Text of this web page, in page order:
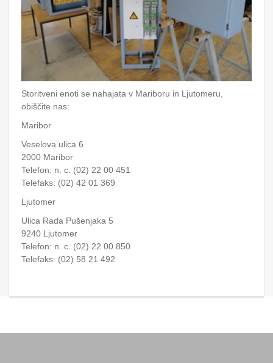
Storitveni enoti se nahajata v Mariboru in Ljutomeru,
obiščite nas:
Maribor
Veselova ulica 6
2000 Maribor
Telefon: n. c. (02) 22 00 451
Telefaks: (02) 42 01 369
Ljutomer
Ulica Rada Pušenjaka 5
9240 Ljutomer
Telefon: n. c. (02) 22 00 850
Telefaks: (02) 58 21 492